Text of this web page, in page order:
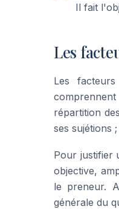
Il fait
Les
Les
répartition
ses sujétions
Pour justifier
objective,
le preneur.
générale du